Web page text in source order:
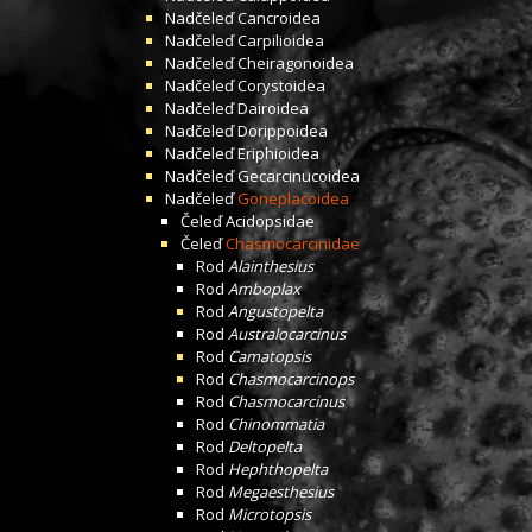
NadčeleďCancroidea
NadčeleďCarpilioidea
NadčeleďCheiragonoidea
NadčeleďCorystoidea
NadčeleďDairoidea
NadčeleďDorippoidea
NadčeleďEriphioidea
NadčeleďGecarcinucoidea
NadčeleďGoneplacoidea
ČeleďAcidopsidae
ČeleďChasmocarcinidae
Rod Alainthesius
Rod Amboplax
Rod Angustopelta
Rod Australocarcinus
Rod Camatopsis
Rod Chasmocarcinops
Rod Chasmocarcinus
Rod Chinommatia
Rod Deltopelta
Rod Hephthopelta
Rod Megaesthesius
Rod Microtopsis